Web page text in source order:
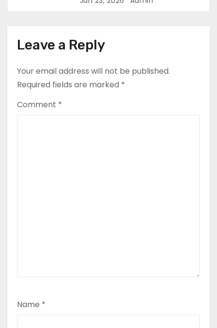
Leave a Reply
Your email address will not be published.
Required fields are marked *
Comment *
Name *